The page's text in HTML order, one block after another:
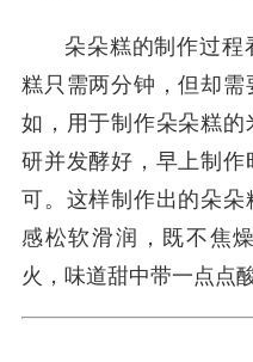
朵朵糕的制作过程
糕只需两分钟，但却需
如，用于制作朵朵糕
研并发酵好，早上制
可。这样制作出的朵朵
感松软滑润，既不焦
火，味道甜中带一点点